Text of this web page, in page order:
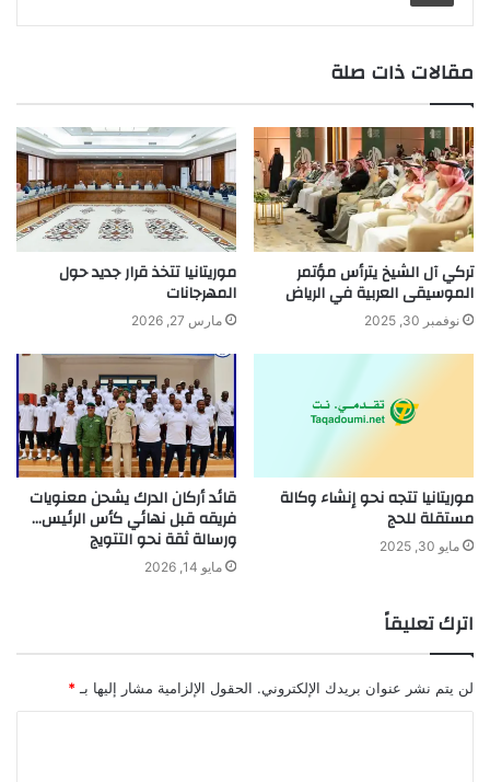
مقالات ذات صلة
تركي آل الشيخ يترأس مؤتمر
الموسيقى العربية في الرياض
نوفمبر 30, 2025
موريتانيا تتخذ قرار جديد حول
المهرجانات
مارس 27, 2026
موريتانيا تتجه نحو إنشاء وكالة
مستقلة للحج
مايو 30, 2025
قائد أركان الدرك يشحن معنويات
فريقه قبل نهائي كأس الرئيس…
ورسالة ثقة نحو التتويج
مايو 14, 2026
اترك تعليقاً
لن يتم نشر عنوان بريدك الإلكتروني. الحقول الإلزامية مشار إليها بـ *